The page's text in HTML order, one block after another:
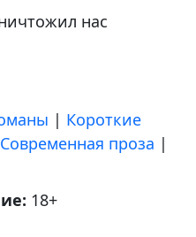
нас
| Короткие
проза |
18+